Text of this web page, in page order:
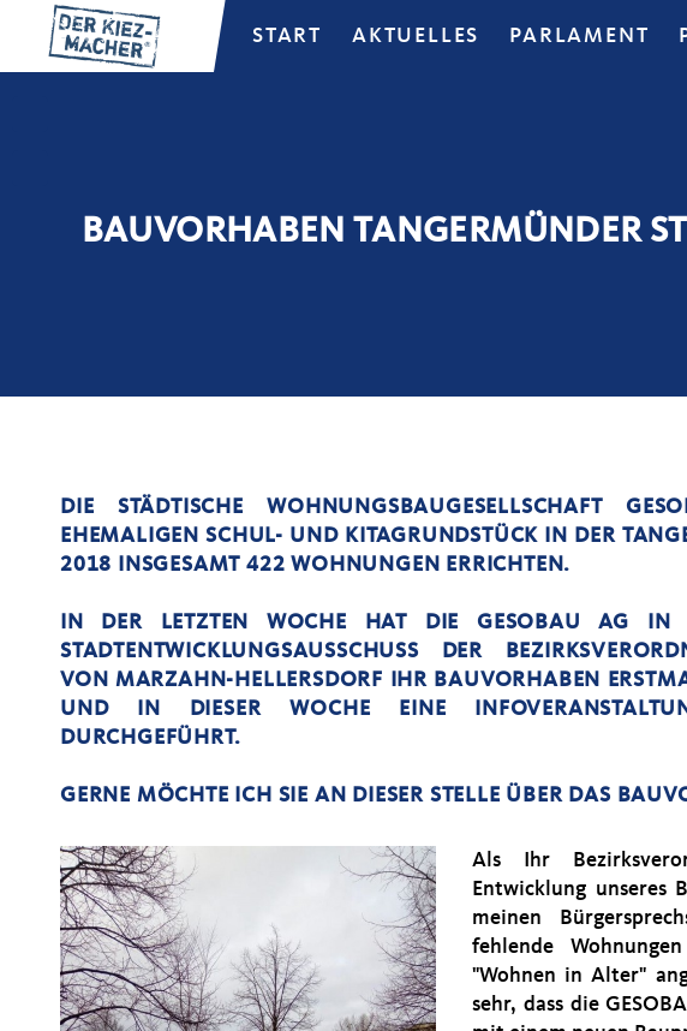
START AKTUELLES PARLAMENT
BAUVORHABEN TANGERMÜNDER
DIE STÄDTISCHE WOHNUNGSBAUGESELLSCHAFT
EHEMALIGEN SCHUL- UND KITAGRUNDSTÜCK IN DER
018 INSGESAMT 422 WOHNUNGEN ERRICHTEN.
IN DER LETZTEN WOCHE HAT DIE GESOBAU AG IN
STADTENTWICKLUNGSAUSSCHUSS DER
VON MARZAHN-HELLERSDORF IHR BAUVORHABEN
UND IN DIESER WOCHE EINE
DURCHGEFÜHRT.
GERNE MÖCHTE ICH SIE AN DIESER STELLE ÜBER DAS
Als Ihr
Entwicklung unseres
meinen
fehlende
"Wohnen in Alter"
sehr, dass die